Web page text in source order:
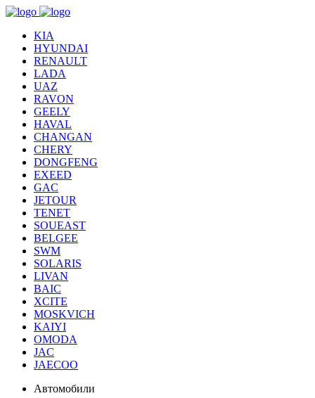
KIA
HYUNDAI
RENAULT
LADA
UAZ
RAVON
GEELY
HAVAL
CHANGAN
CHERY
DONGFENG
EXEED
GAC
JETOUR
TENET
SOUEAST
BELGEE
SWM
SOLARIS
LIVAN
BAIC
XCITE
MOSKVICH
KAIYI
OMODA
JAC
JAECOO
Автомобили